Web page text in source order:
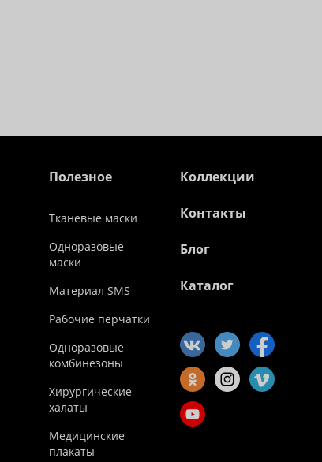
Полезное
Тканевые маски
Одноразовые
маски
Материал SMS
Рабочие перчатки
Одноразовые
комбинезоны
Хирургические
халаты
Медицинские
плакаты
Коллекции
Контакты
Блог
Каталог